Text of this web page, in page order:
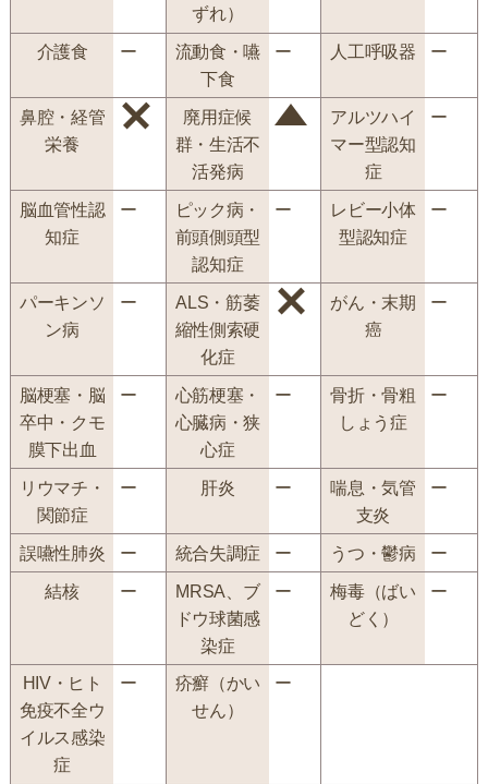
ずれ）
介護食 ー
流動食・嚥
下食
ー 人工呼吸器 ー
鼻腔・経管
栄養
廃用症候
群・生活不
活発病
アルツハイ
マー型認知
症
ー
脳血管性認
知症
ー
ピック病・
前頭側頭型
認知症
ー
レビー小体
型認知症
ー
パーキンソ
ン病
ー
ALS・筋萎
縮性側索硬
化症
がん・末期
癌
ー
脳梗塞・脳
卒中・クモ
膜下出血
ー
心筋梗塞・
心臓病・狭
心症
ー
骨折・骨粗
しょう症
ー
リウマチ・
関節症
ー 肝炎 ー
喘息・気管
支炎
ー
誤嚥性肺炎 ー 統合失調症 ー うつ・鬱病 ー
結核 ー
MRSA、ブ
ドウ球菌感
染症
ー
梅毒（ばい
どく）
ー
HIV・ヒト
免疫不全ウ
イルス感染
症
ー
疥癬（かい
せん）
ー